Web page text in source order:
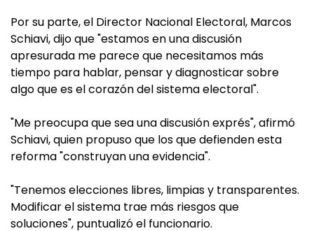
Por su parte, el Director Nacional Electoral, Marcos
Schiavi, dijo que "estamos en una discusión
apresurada me parece que necesitamos más
tiempo para hablar, pensar y diagnosticar sobre
algo que es el corazón del sistema electoral".
"Me preocupa que sea una discusión exprés", afirmó
Schiavi, quien propuso que los que defienden esta
reforma "construyan una evidencia".
"Tenemos elecciones libres, limpias y transparentes.
Modificar el sistema trae más riesgos que
soluciones", puntualizó el funcionario.